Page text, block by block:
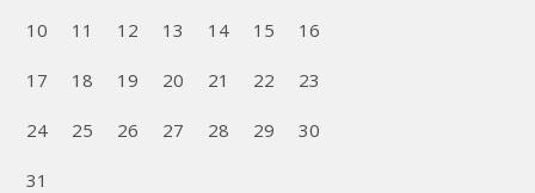
10 11 12 13 14 15 16
17 18 19 20 21 22 23
24 25 26 27 28 29 30
31